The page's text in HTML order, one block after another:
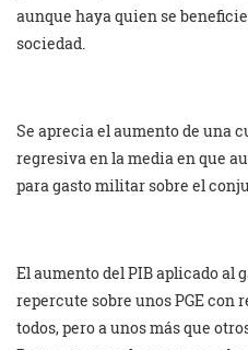
aunque haya quien se
sociedad.
Se aprecia el aumento de una
regresiva en la media en que
para gasto militar sobre el
El aumento del PIB aplicado al
repercute sobre unos PGE
todos, pero a unos más que